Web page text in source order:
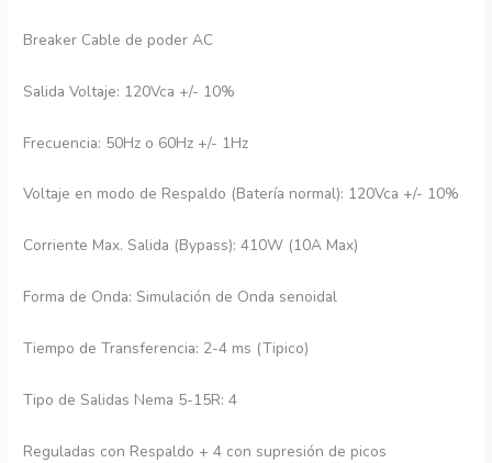
Breaker Cable de poder AC
Salida Voltaje: 120Vca +/- 10%
Frecuencia: 50Hz o 60Hz +/- 1Hz
Voltaje en modo de Respaldo (Batería normal): 120Vca +/- 10%
Corriente Max. Salida (Bypass): 410W (10A Max)
Forma de Onda: Simulación de Onda senoidal
Tiempo de Transferencia: 2-4 ms (Tipico)
Tipo de Salidas Nema 5-15R: 4
Reguladas con Respaldo + 4 con supresión de picos